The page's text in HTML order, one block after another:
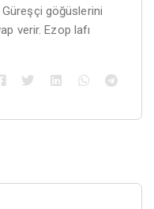
Güreşçi göğüslerini
verir. Ezop lafı